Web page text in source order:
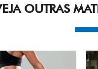
OUTRAS